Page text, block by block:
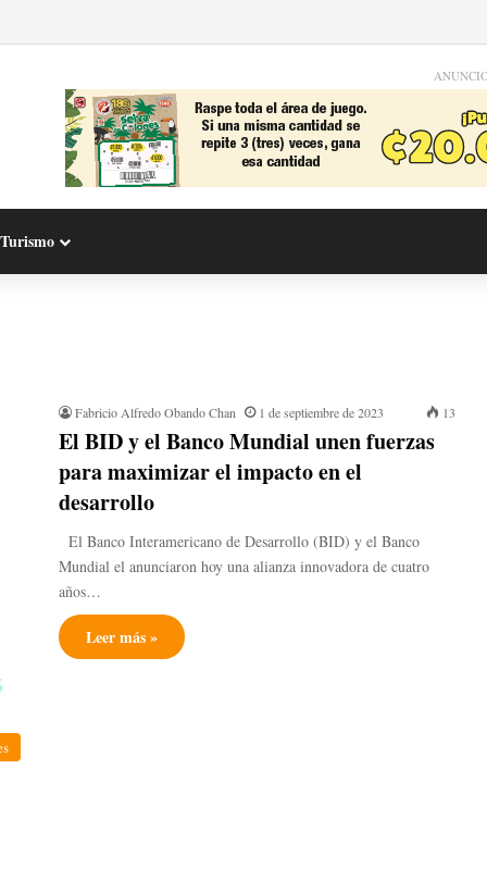
Turismo
Fabricio Alfredo Obando Chan 1 de septiembre de 2023 13
El BID y el Banco Mundial unen fuerzas
para maximizar el impacto en el
desarrollo
El Banco Interamericano de Desarrollo (BID) y el Banco
Mundial el anunciaron hoy una alianza innovadora de cuatro
años…
Leer más »